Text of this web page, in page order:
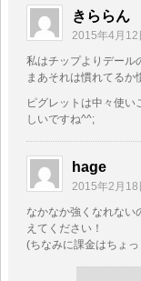
きららん
2015年4月12
私はチップよりデール
まあそれは慣れてるか
ピグレットは中々使い
しいですね^^;
hage
2015年2月18
なかなか強くなれない
えてください！
(ちなみに課金はちょ